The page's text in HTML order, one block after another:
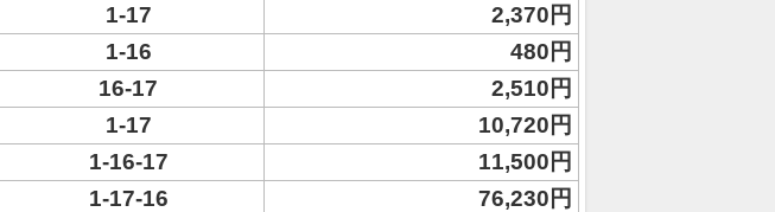
1-17
2,370円
1-16
480円
16-17
2,510円
1-17
10,720円
1-16-17
11,500円
1-17-16 76,230円